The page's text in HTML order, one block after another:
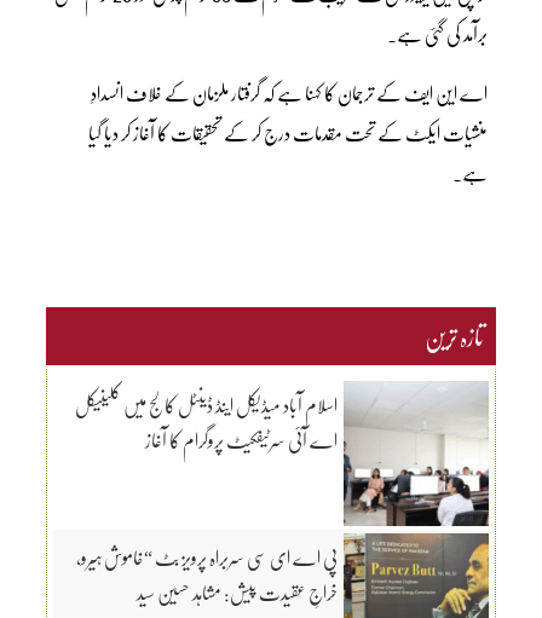
برآمد کی گئی ہے۔
اے این ایف کے ترجمان کا کہنا ہے کہ گرفتار ملزمان کے خلاف انسدادِ
منشیات ایکٹ کے تحت مقدمات درج کر کے تحقیقات کا آغاز کر دیا گیا
ہے۔
تازہ ترین
اسلام آباد میڈیکل اینڈ ڈینٹل کالج میں کلینیکل
اے آئی سرٹیفکیٹ پروگرام کا آغاز
پی اے ای سی سربراہ پرویز بٹ “خاموش ہیرو،
خراجِ عقیدت پیش: مشاہد حسین سید